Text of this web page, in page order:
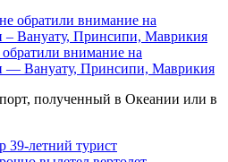
обратили внимание на
— Вануату, Принсипи, Маврикия
полученный в Океании или в
39-летний турист